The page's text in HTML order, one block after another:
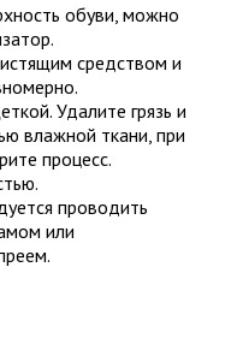
обуви, можно
средством и
Удалите грязь и
влажной ткани, при
процесс.
проводить
или